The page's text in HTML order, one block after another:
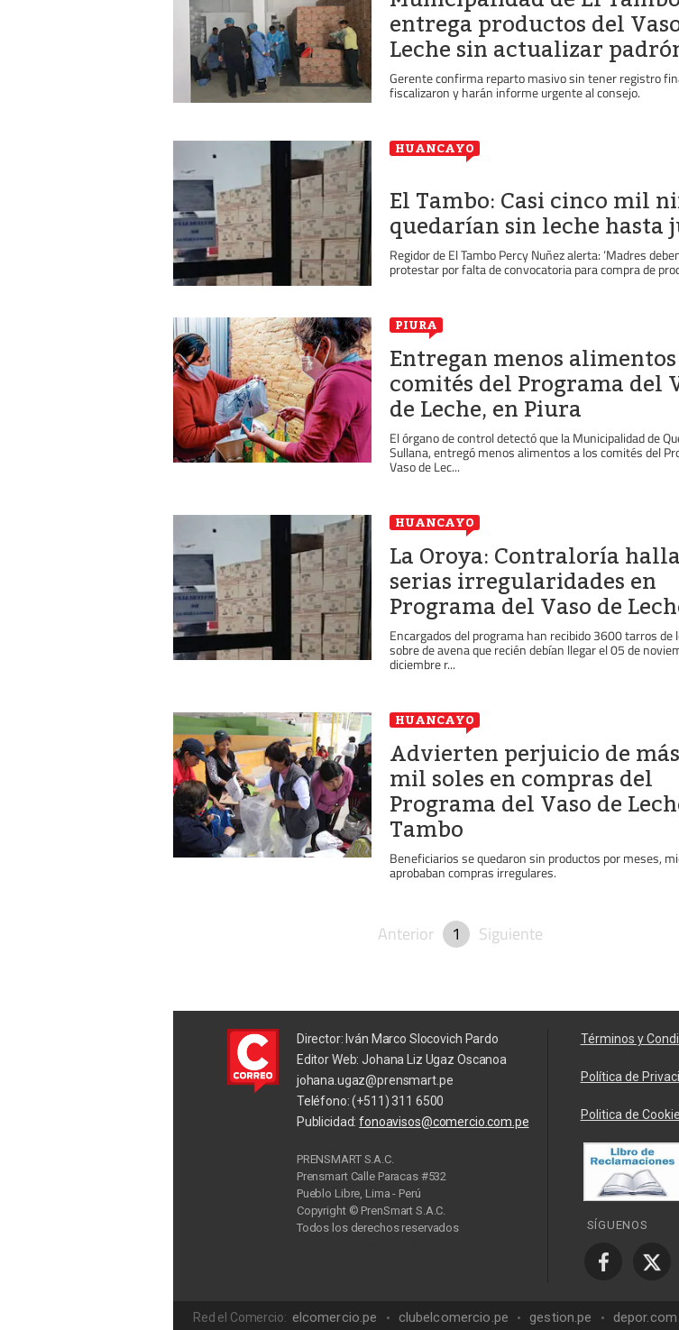
entrega productos del
Leche sin actualizar
Gerente confirma reparto masivo sin tener registro
fiscalizaron y harán informe urgente al consejo.
HUANCAYO
El Tambo: Casi cinco mil
quedarían sin leche hasta
Regidor de El Tambo Percy Nuñez alerta: ‘Madres
protestar por falta de convocatoria para compra de
PIURA
Entregan menos alimentos
comités del Programa del
de Leche, en Piura
El órgano de control detectó que la Municipalidad de
Sullana, entregó menos alimentos a los comités del
Vaso de Lec...
HUANCAYO
La Oroya: Contraloría halla
serias irregularidades en
Programa del Vaso de
Encargados del programa han recibido 3600 tarros de
sobre de avena que recién debían llegar el 05 de
diciembre r...
HUANCAYO
Advierten perjuicio de más
mil soles en compras del
Programa del Vaso de
Tambo
Beneficiarios se quedaron sin productos por meses,
aprobaban compras irregulares.
Anterior 1 Siguiente
Director: Iván Marco Slocovich Pardo
Editor Web: Johana Liz Ugaz Oscanoa
johana.ugaz@prensmart.pe
Teléfono: (+511) 311 6500
Publicidad:fonoavisos@comercio.com.pe
PRENSMART S.A.C.
Prensmart Calle Paracas #532
Pueblo Libre, Lima - Perú
Copyright © PrenSmart S.A.C.
Todos los derechos reservados
Términos y
Política de
Politica de
SÍGUENOS
Red el Comercio: elcomercio.pe clubelcomercio.pe gestion.pe depor.com